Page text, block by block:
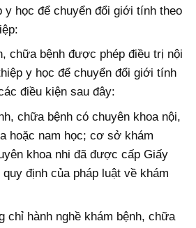
y học để chuyển đổi giới tính theo
chữa bệnh được phép điều trị nội
y học để chuyển đổi giới tính
điều kiện sau đây:
chữa bệnh có chuyên khoa nội,
hoặc nam học; cơ sở khám
khoa nhi đã được cấp Giấy
quy định của pháp luật về khám
chỉ hành nghề khám bệnh, chữa